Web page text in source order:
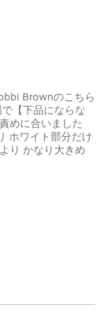
Brownのこちら
【下品にならな
めに合いました
ホワイト部分だけ
り かなり大きめ